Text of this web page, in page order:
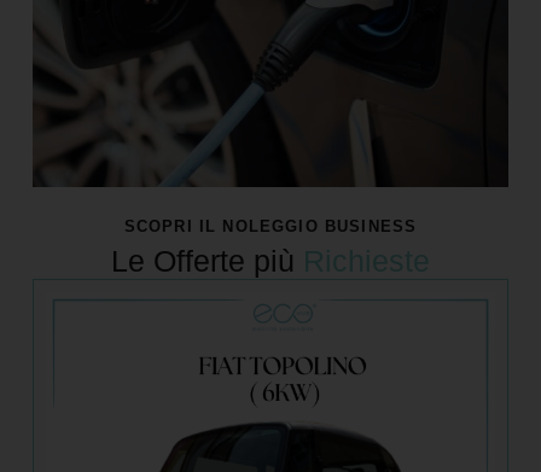
SCOPRI IL NOLEGGIO BUSINESS
Le Offerte più Richieste